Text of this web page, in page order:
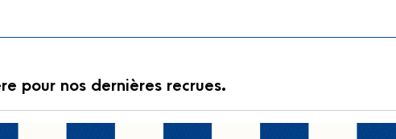
pour nos dernières recrues.